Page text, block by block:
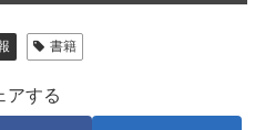
書籍
アする